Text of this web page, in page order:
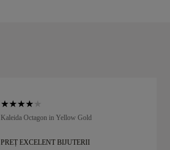
Kaleida Octagon in Yellow Gold
PREȚ EXCELENT BIJUTERII